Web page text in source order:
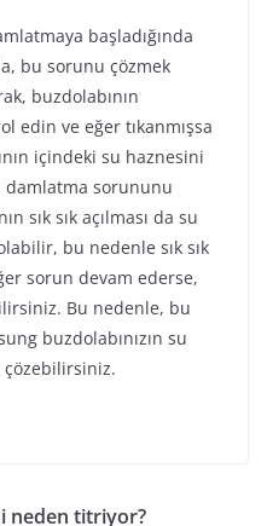
başladığında
bu sorunu çözmek
buzdolabının
edin ve eğer tıkanmışsa
içindeki su haznesini
damlatma sorununu
sık sık açılması da su
bu nedenle sık sık
sorun devam ederse,
Bu nedenle, bu
buzdolabınızın su
neden titriyor?